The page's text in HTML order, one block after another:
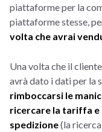
piattaforme per la
piattaforme stesse,
volta che avrai
Una volta che il
avrà dato i dati per la
rimboccarsi le
ricercare la tariffa e
spedizione(la